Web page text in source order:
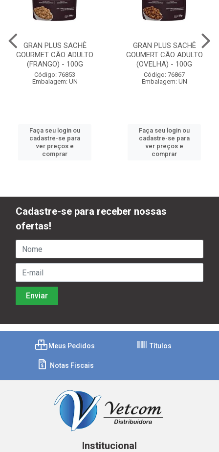
GRAN PLUS SACHÊ
GOURMET CÃO ADULTO
(FRANGO) - 100G
Código: 76853
Embalagem: UN
Faça seu login ou
cadastre-se para
ver preços e
comprar
GRAN PLUS SACHÊ
GOUMERT CÃO ADULTO
(OVELHA) - 100G
Código: 76867
Embalagem: UN
Faça seu login ou
cadastre-se para
ver preços e
comprar
Cadastre-se para receber nossas
ofertas!
Meus Pedidos Títulos
Notas Fiscais
Institucional